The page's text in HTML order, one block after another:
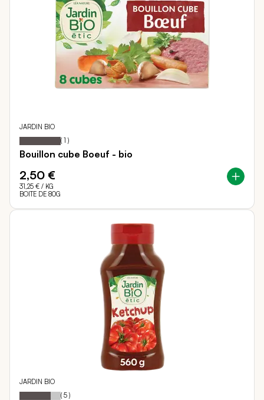
JARDIN BIO
Notation: 100
% of
( 1 )
Bouillon cube Boeuf - bio
2,50 €
31,25 € / KG
BOITE DE 80G
JARDIN BIO
Notation: 76
% of
( 5 )